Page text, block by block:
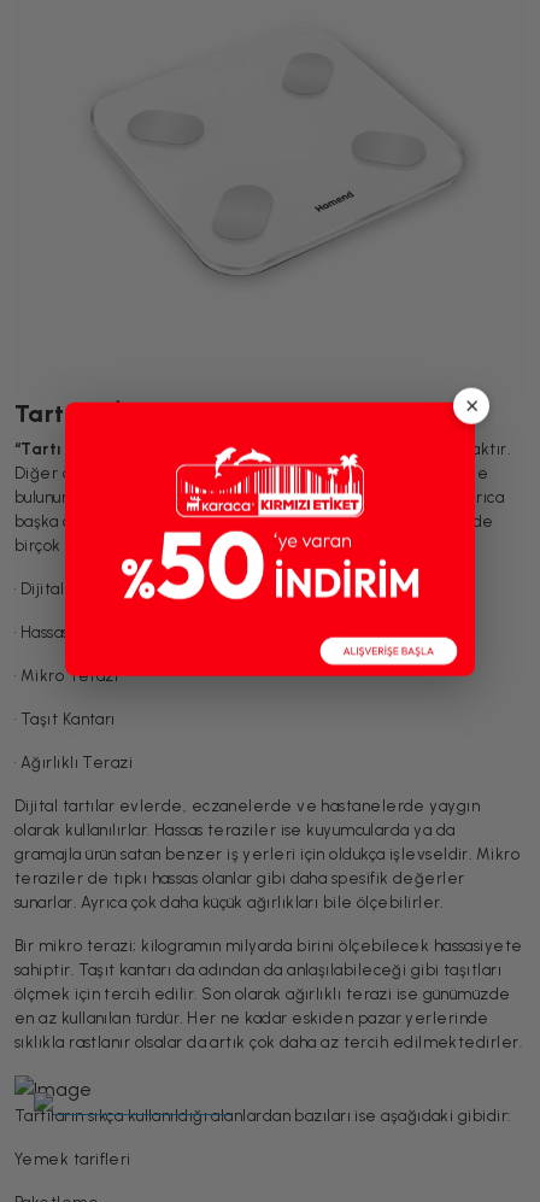
Tartı Ne İşe Yarar?
“Tartı neyi ölçer?”
sorusuna kütle yanıtını vermek doğru olacaktır.
Diğer adıyla teraziler, hemen hemen her evde ve iş yerinde
bulunurlar. En sık kullanıldığı alan ise vücut kilosu ölçümüdür. Ayrıca
başka onlarca farklı amaç için de tercih edilirler. Terazilerin de
birçok farklı türü bulunmaktadır. Bunlardan bazıları şunlardır:
• Dijital Tartı
• Hassas Terazi
• Mikro Terazi
• Taşıt Kantarı
• Ağırlıklı Terazi
Dijital tartılar evlerde, eczanelerde ve hastanelerde yaygın
olarak kullanılırlar. Hassas teraziler ise kuyumcularda ya da
gramajla ürün satan benzer iş yerleri için oldukça işlevseldir. Mikro
teraziler de tıpkı hassas olanlar gibi daha spesifik değerler
sunarlar. Ayrıca çok daha küçük ağırlıkları bile ölçebilirler.
Bir mikro terazi; kilogramın milyarda birini ölçebilecek hassasiyete
sahiptir. Taşıt kantarı da adından da anlaşılabileceği gibi taşıtları
ölçmek için tercih edilir. Son olarak ağırlıklı terazi ise günümüzde
en az kullanılan türdür. Her ne kadar eskiden pazar yerlerinde
sıklıkla rastlanır olsalar da artık çok daha az tercih edilmektedirler.
Tartıların sıkça kullanıldığı alanlardan bazıları ise aşağıdaki gibidir:
Yemek tarifleri
×